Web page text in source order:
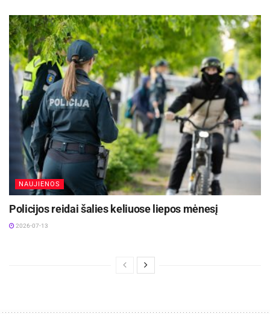
NAUJIENOS
Policijos reidai šalies keliuose liepos mėnesį
2026-07-13